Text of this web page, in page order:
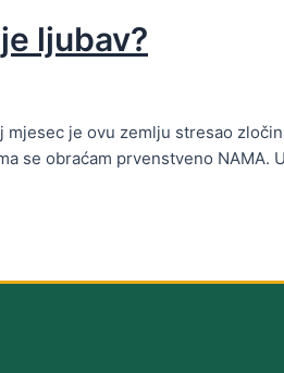
ljubav?
je ovu zemlju stresao
se obraćam prvenstveno NAMA.